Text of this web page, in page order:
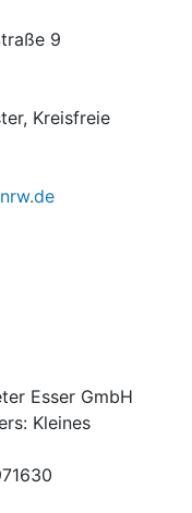
9
Kreisfreie
Esser GmbH
: Kleines